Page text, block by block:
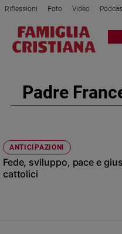
Attualità
Politica
Mondo
e
giustizia
Sport
Riflessioni Foto Video
Privacy Policy Chi siamo
Registrati Redazione
Padre
ANTICIPAZIONI
Fede, sviluppo, pace e
cattolici